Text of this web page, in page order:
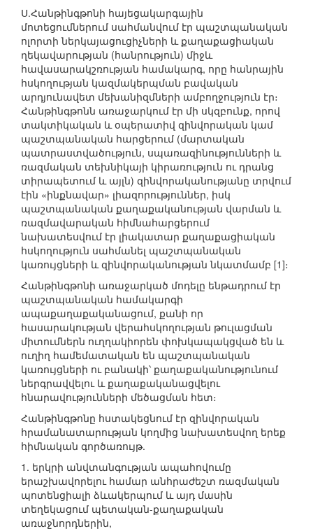
Ս.Հանթինգթոնի հայեցակարգային
մոտեցումներում սահմանվում էր պաշտպանական
ոլորտի ներկայացուցիչների և քաղաքացիական
ղեկավարության (հանրություն) միջև
հավասարակշռության համակարգ, որը հանրային
հսկողության կազմակերպման բավական
արդյունավետ մեխանիզմների ամբողջություն էր։
Հանթինգթոնն առաջարկում էր մի սկզբունք, որով
տակտիկական և օպերատիվ զինվորական կամ
պաշտպանական հարցերում (մարտական
պատրաստվածություն, սպառազինությունների և
ռազմական տեխնիկայի կիրառություն ու դրանց
տիրապետում և այլն) զինվորականությանը տրվում
էին «ինքնավար» լիազորություններ, իսկ
պաշտպանական քաղաքականության վարման և
ռազմավարական հիմնահարցերում
նախատեսվում էր լիակատար քաղաքացիական
հսկողություն սահմանել պաշտպանական
կառույցների և զինվորականության նկատմամբ [1]։
Հանթինգթոնի առաջարկած մոդելը ենթադրում էր
պաշտպանական համակարգի
ապաքաղաքականացում, քանի որ
հասարակության վերահսկողության թուլացման
միտումներն ուղղակիորեն փոխկապակցված են և
ուղիղ համեմատական են պաշտպանական
կառույցների ու բանակի՝ քաղաքականությունում
ներգրավվելու և քաղաքականացվելու
հնարավությունների մեծացման հետ։
Հանթինգթոնը հստակեցնում էր զինվորական
հրամանատարության կողմից նախատեսվող երեք
հիմնական գործառույթ.
1. երկրի անվտանգության ապահովումը
երաշխավորելու համար անհրաժեշտ ռազմական
պոտենցիալի ձևակերպում և այդ մասին
տեղեկացում պետական-քաղաքական
առաջնորդներին,